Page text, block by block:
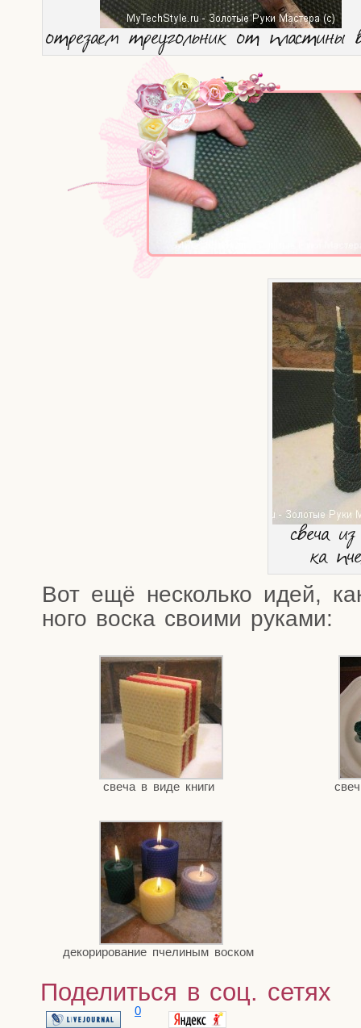
отре­за­ем тре­уголь­ник от пла­сти­ны
све­ча
ка
Вот ещё несколь­ко идей,
но­го вос­ка сво­и­ми руками:
све­ча в виде книги
деко­ри­ро­ва­ние пче­ли­ным воском
Поделиться в соц. сетях
0